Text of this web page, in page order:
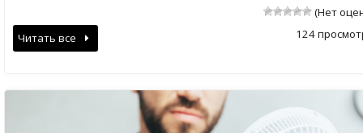
(Нет
124
Читать все